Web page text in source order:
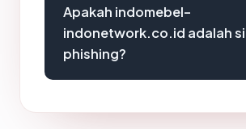
Apakah indomebel-
indonetwork.co.id adalah
phishing?